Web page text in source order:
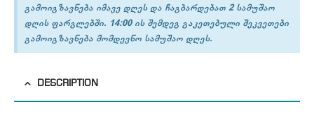
გამოიგზავნება იმავე დღეს და ჩაგბარდებათ 2 სამუშაო
დღის ფარგლებში. 14:00 ის შემდეგ გაკეთებული შეკვეთები
გამოიგზავნება მომდევნო სამუშაო დღეს.
DESCRIPTION